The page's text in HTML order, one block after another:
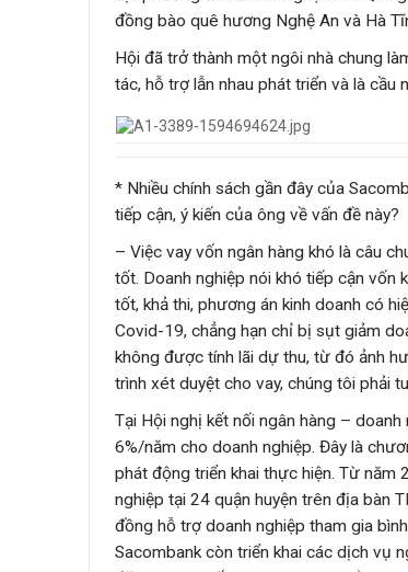
đồng bào quê hương Nghệ An và Hà
Hội đã trở thành một ngôi nhà chung
tác, hỗ trợ lẫn nhau phát triển và là cầu
* Nhiều chính sách gần đây của
tiếp cận, ý kiến của ông về vấn đề này?
– Việc vay vốn ngân hàng khó là câu
tốt. Doanh nghiệp nói khó tiếp cận vốn
tốt, khả thi, phương án kinh doanh có
Covid-19, chẳng hạn chỉ bị sụt giảm
không được tính lãi dự thu, từ đó ảnh
trình xét duyệt cho vay, chúng tôi phải
Tại Hội nghị kết nối ngân hàng –
6%/năm cho doanh nghiệp. Đây là
phát động triển khai thực hiện. Từ năm
nghiệp tại 24 quận huyện trên địa bàn
đồng hỗ trợ doanh nghiệp tham gia
Sacombank còn triển khai các dịch vụ